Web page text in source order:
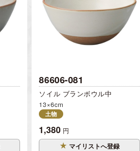
86606-081
ソイル ブランボウル中
13×6cm
土物
1,380 円
★ マイリストへ登録